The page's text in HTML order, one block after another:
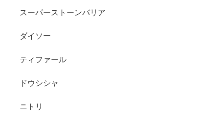
スーパーストーンバリア
ダイソー
ティファール
ドウシシャ
ニトリ